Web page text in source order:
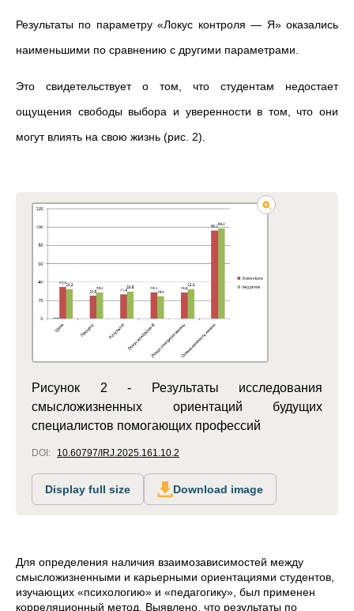
Результаты по параметру «Локус контроля — Я» оказались
наименьшими по сравнению с другими параметрами.
Это свидетельствует о том, что студентам недостает
ощущения свободы выбора и уверенности в том, что они
могут влиять на свою жизнь (рис. 2).
Рисунок 2 - Результаты исследования
смысложизненных ориентаций будущих
специалистов помогающих профессий
DOI: 10.60797/IRJ.2025.161.10.2
Display full size Download image
Для определения наличия взаимозависимостей между
смысложизненными и карьерными ориентациями студентов,
изучающих «психологию» и «педагогику», был применен
корреляционный метод. Выявлено, что результаты по